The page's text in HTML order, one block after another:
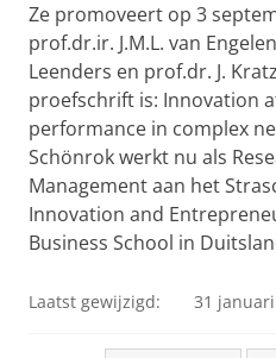
Ze promoveert op 3
prof.dr.ir. J.M.L. van
Leenders en prof.dr. J.
proefschrift is: Innovation
performance in complex
Schönrok werkt nu als
Management aan het
Innovation and
Business School in
Laatst gewijzigd: 31